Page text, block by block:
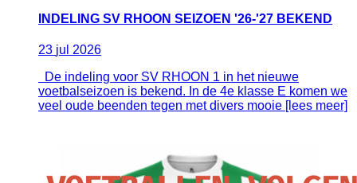
INDELING SV RHOON SEIZOEN '26-'27 BEKEND
23 jul 2026
De indeling voor SV RHOON 1 in het nieuwe
voetbalseizoen is bekend. In de 4e klasse E komen we
veel oude beenden tegen met divers mooie [lees meer]